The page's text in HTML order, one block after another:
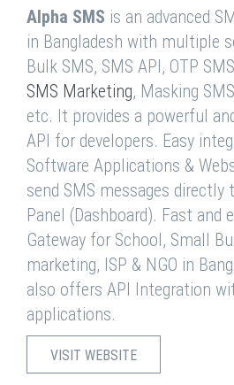
Alpha SMS is an advanced
in Bangladesh with multiple
Bulk SMS, SMS API, OTP
SMS Marketing, Masking
etc. It provides a powerful
API for developers. Easy
Software Applications &
send SMS messages directly
Panel (Dashboard). Fast and
Gateway for School, Small
marketing, ISP & NGO in
also offers API Integration
applications.
VISIT WEBSITE